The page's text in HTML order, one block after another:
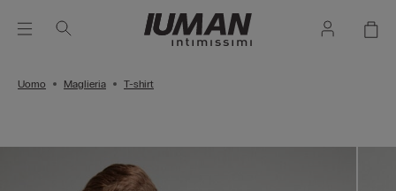
Uomo Maglieria T-shirt